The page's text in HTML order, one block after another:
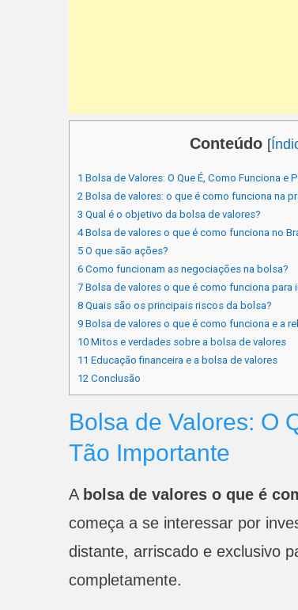
Conteúdo [
1 Bolsa de Valores: O Que É, Como Funciona e
2 Bolsa de valores: o que é como funciona na
3 Qual é o objetivo da bolsa de valores?
4Bolsa de valores o que é como funciona no
5 O que são ações?
6 Como funcionam as negociações na bolsa?
7 Bolsa de valores o que é como funciona para
8 Quais são os principais riscos da bolsa?
9 Bolsa de valores o que é como funciona e a
10 Mitos e verdades sobre a bolsa de valores
11 Educação financeira e a bolsa de valores
12 Conclusão
Bolsa de Valores: O
Tão Importante
A bolsa de valores o que é
começa a se interessar por
distante, arriscado e exclusivo
completamente.